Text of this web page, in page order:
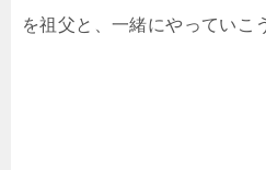
を祖父と、一緒にやっていこ